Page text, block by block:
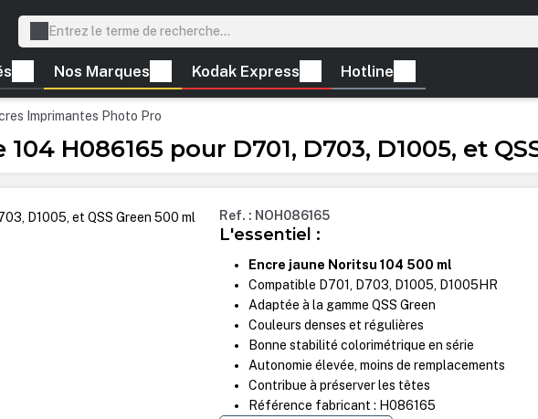
Nos Marques Kodak Express Hotline
Imprimantes Photo Pro
104 H086165 pour D701, D703, D1005, et
Ref. : NOH086165
L'essentiel :
Encre jaune Noritsu 104 500 ml
Compatible D701, D703, D1005, D1005HR
Adaptée à la gamme QSS Green
Couleurs denses et régulières
Bonne stabilité colorimétrique en série
Autonomie élevée, moins de remplacements
Contribue à préserver les têtes
Référence fabricant : H086165